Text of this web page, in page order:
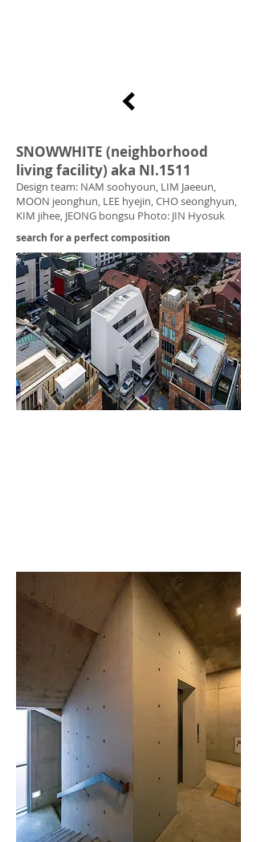
SNOWWHITE (neighborhood
living facility) aka NI.1511
Design team: NAM soohyoun, LIM Jaeeun,
MOON jeonghun, LEE hyejin, CHO seonghyun,
KIM jihee, JEONG bongsu Photo: JIN Hyosuk
search for a perfect composition